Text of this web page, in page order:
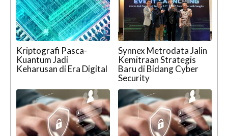
Kriptografi Pasca-
Kuantum Jadi
Keharusan di Era Digital
Synnex Metrodata Jalin
Kemitraan Strategis
Baru di Bidang Cyber
Security